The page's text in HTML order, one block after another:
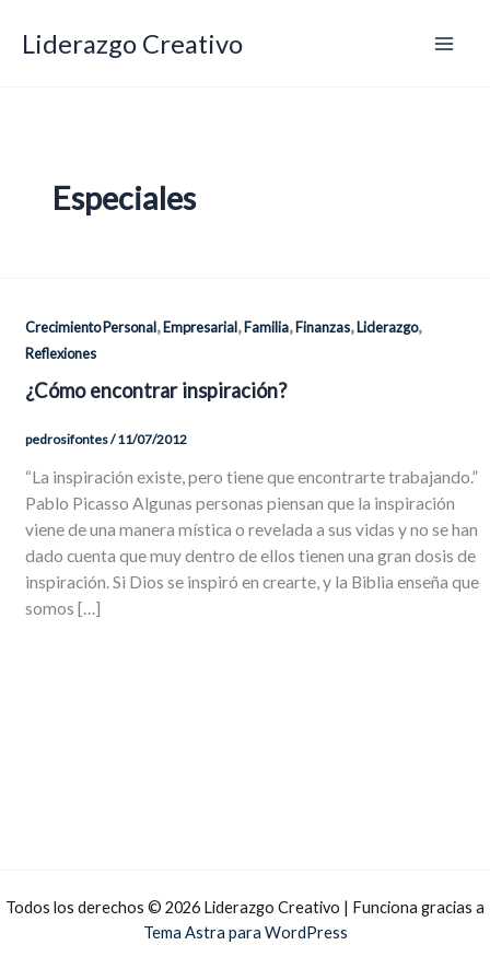
Liderazgo Creativo
Especiales
Crecimiento Personal,Empresarial,Familia,Finanzas,Liderazgo,
Reflexiones
¿Cómo encontrar inspiración?
pedrosifontes/11/07/2012
“La inspiración existe, pero tiene que encontrarte trabajando.”
Pablo Picasso Algunas personas piensan que la inspiración
viene de una manera mística o revelada a sus vidas y no se han
dado cuenta que muy dentro de ellos tienen una gran dosis de
inspiración. Si Dios se inspiró en crearte, y la Biblia enseña que
somos […]
Todos los derechos © 2026 Liderazgo Creativo | Funciona gracias a
Tema Astra para WordPress